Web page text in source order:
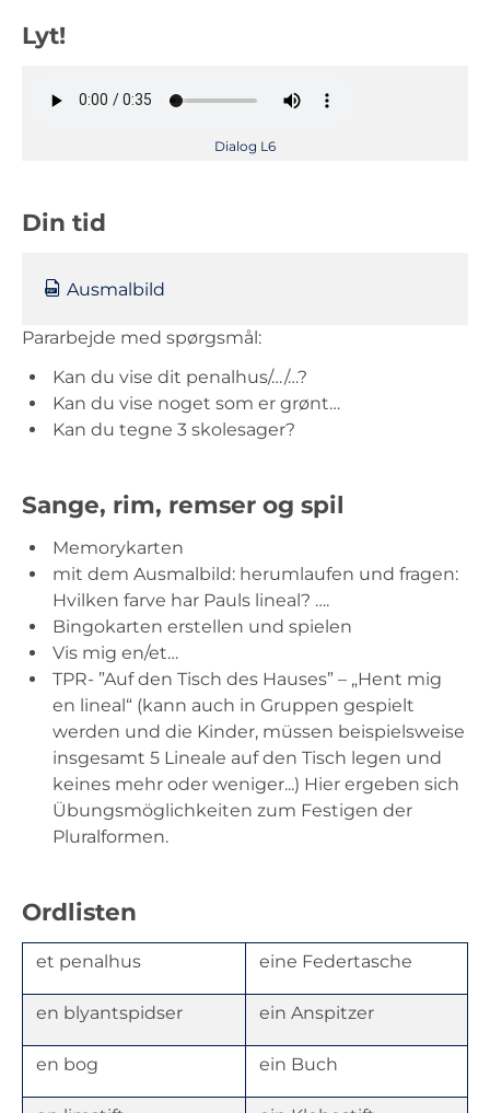
Lyt!
Dialog L6
Din tid
Ausmalbild
Pararbejde med spørgsmål:
Kan du vise dit penalhus/…/…?
Kan du vise noget som er grønt…
Kan du tegne 3 skolesager?
Sange, rim, remser og spil
Memorykarten
mit dem Ausmalbild: herumlaufen und fragen:
Hvilken farve har Pauls lineal? ….
Bingokarten erstellen und spielen
Vis mig en/et…
TPR- ”Auf den Tisch des Hauses” – „Hent mig
en lineal“ (kann auch in Gruppen gespielt
werden und die Kinder, müssen beispielsweise
insgesamt 5 Lineale auf den Tisch legen und
keines mehr oder weniger...) Hier ergeben sich
Übungsmöglichkeiten zum Festigen der
Pluralformen.
Ordlisten
et penalhus eine Federtasche
en blyantspidser ein Anspitzer
en bog ein Buch